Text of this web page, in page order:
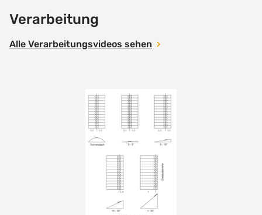
Verarbeitung
Alle Verarbeitungsvideos sehen